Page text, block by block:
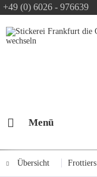
+49 (0) 6026 - 976639
Text-Logo kostenlos
Logo Konfiguration
Menü
Übersicht Frottiers